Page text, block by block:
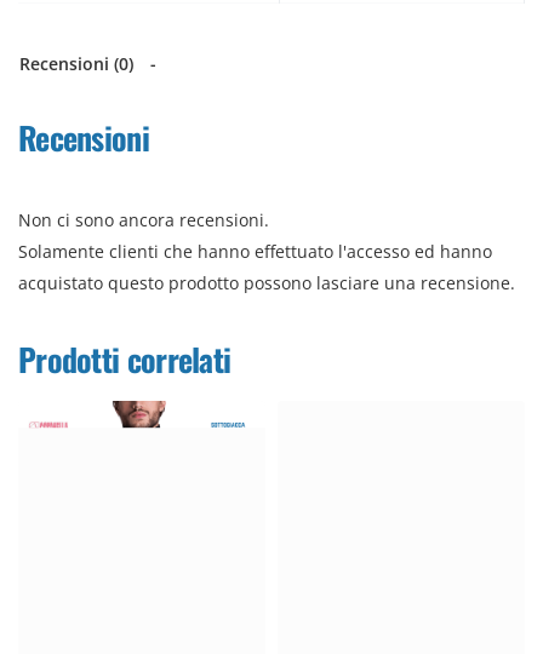
Calore naturale
Termoregolazione
Uso consigliato
quotidiano o sportivo.
Adatta per lavoro, camminate, attività all’aperto e per chi
sente molto il freddo.
Recensioni (0)
Recensioni
Non ci sono ancora recensioni.
Solamente clienti che hanno effettuato l'accesso ed hanno
acquistato questo prodotto possono lasciare una recensione.
Prodotti correlati